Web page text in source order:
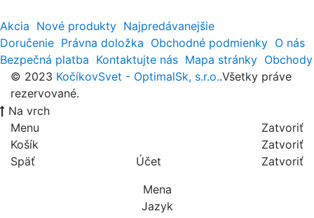
Akcia Nové produkty Najpredávanejšie
Doručenie Právna doložka Obchodné podmienky O nás
Bezpečná platba Kontaktujte nás Mapa stránky Obchody
© 2023 KočíkovSvet - OptimalSk, s.r.o..Všetky práve
rezervované.
Na vrch
Menu
Zatvoriť
Košík
Zatvoriť
Späť
Účet
Zatvoriť
Mena
Jazyk